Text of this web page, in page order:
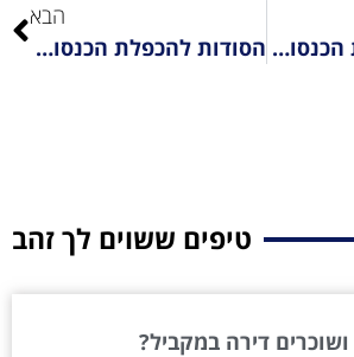
הסודות להכפלת הכנסות בעסק- חלק 3#: יותר זמן
הבא
הסודות להכפלת הכנסות בעסק – חלק 5#: להרים כסף מהרצפה
טיפים ששוים לך זהב
דירה במקביל?